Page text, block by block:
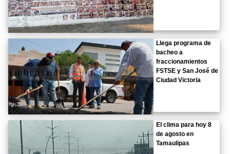
Llega programa de
bacheo a
fraccionamientos
FSTSE y San José de
Ciudad Victoria
El clima para hoy 8
de agosto en
Tamaulipas